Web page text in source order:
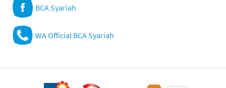
BCA Syariah
WA Official BCA Syariah